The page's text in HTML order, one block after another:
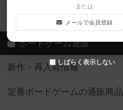
または
メールで会員登録
しばらく表示しない
ボドゲーマご利用案内
ボードゲーム通販
新作・再入荷情報
定番ボードゲームの通販商品